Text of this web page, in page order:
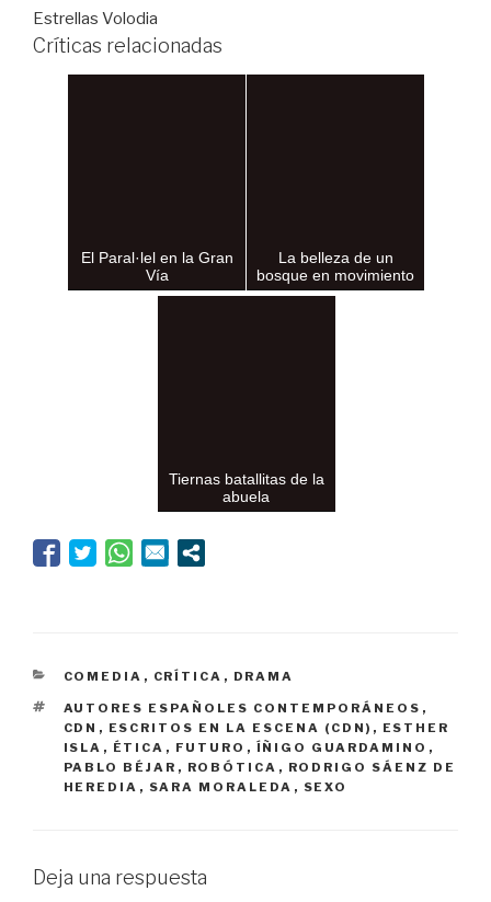
Estrellas Volodia
Críticas relacionadas
El Paral·lel en la Gran
Vía
La belleza de un
bosque en movimiento
Tiernas batallitas de la
abuela
CATEGORÍAS
COMEDIA , CRÍTICA , DRAMA
ETIQUETAS
AUTORES ESPAÑOLES CONTEMPORÁNEOS ,
CDN , ESCRITOS EN LA ESCENA (CDN) , ESTHER
ISLA , ÉTICA , FUTURO , ÍÑIGO GUARDAMINO ,
PABLO BÉJAR , ROBÓTICA , RODRIGO SÁENZ DE
HEREDIA , SARA MORALEDA , SEXO
Deja una respuesta